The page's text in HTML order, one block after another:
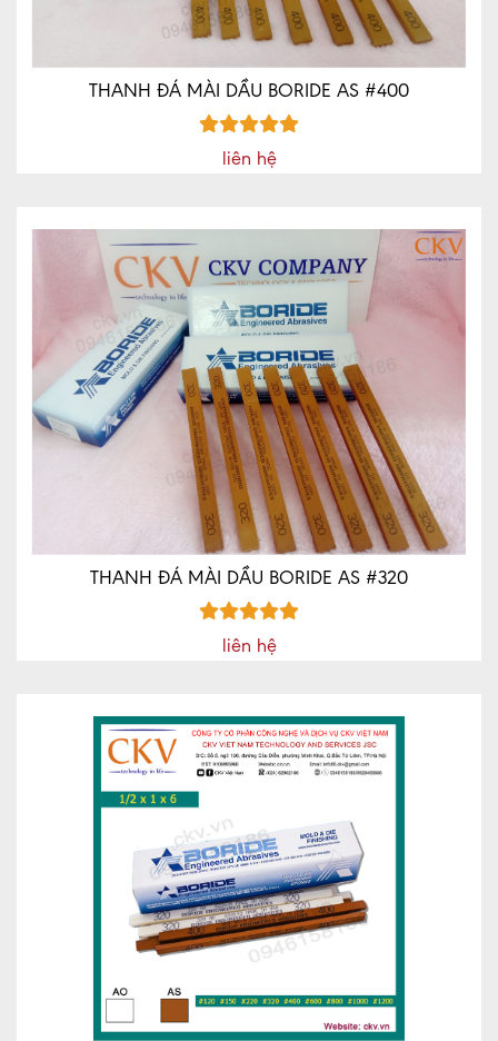
THANH ĐÁ MÀI DẦU BORIDE AS #400
liên hệ
THANH ĐÁ MÀI DẦU BORIDE AS #320
liên hệ